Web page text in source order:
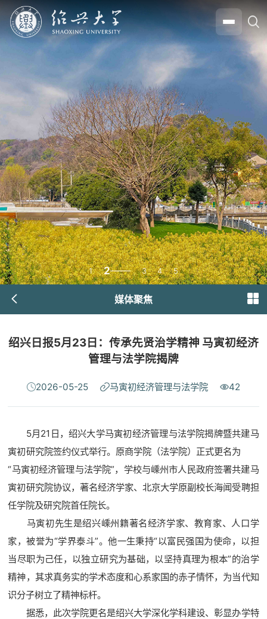
1 2 3 4 5
媒体聚焦
绍兴日报5月23日：传承先贤治学精神 马寅初经济
管理与法学院揭牌
2026-05-25 马寅初经济管理与法学院 42
5月21日，绍兴大学马寅初经济管理与法学院揭牌暨共建马
寅初研究院签约仪式举行。原商学院（法学院）正式更名为
“马寅初经济管理与法学院”，学校与嵊州市人民政府签署共建马
寅初研究院协议，著名经济学家、北京大学原副校长海闻受聘担
任学院及研究院首任院长。
马寅初先生是绍兴嵊州籍著名经济学家、教育家、人口学
家，被誉为“学界泰斗”。他一生秉持“以富民强国为使命，以担
当尽职为己任，以独立研究为基础，以坚持真理为根本”的治学
精神，其求真务实的学术态度和心系家国的赤子情怀，为当代知
识分子树立了精神标杆。
据悉，此次学院更名是绍兴大学深化学科建设、彰显办学特